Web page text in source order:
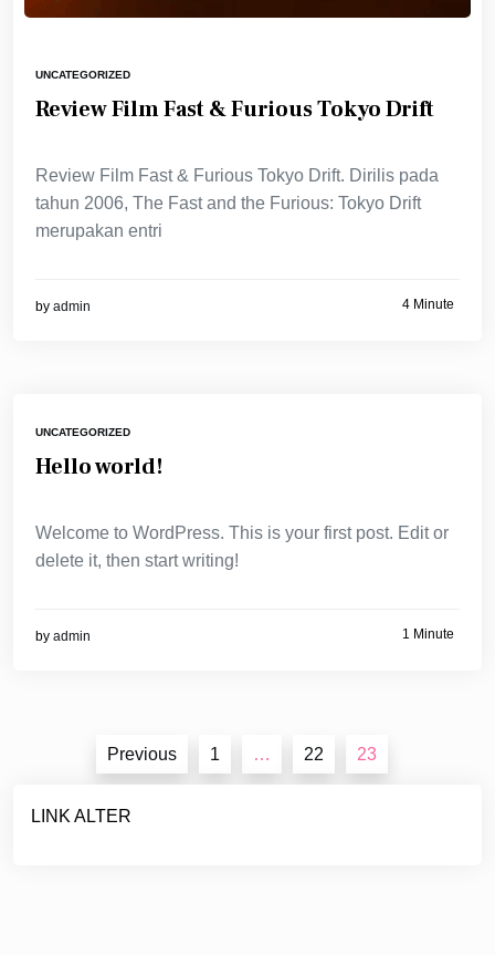
UNCATEGORIZED
Review Film Fast & Furious Tokyo Drift
Review Film Fast & Furious Tokyo Drift. Dirilis pada
tahun 2006, The Fast and the Furious: Tokyo Drift
merupakan entri
by admin 4 Minute
UNCATEGORIZED
Hello world!
Welcome to WordPress. This is your first post. Edit or
delete it, then start writing!
by admin 1 Minute
pagination
Previous 1 … 22 23
LINK ALTER